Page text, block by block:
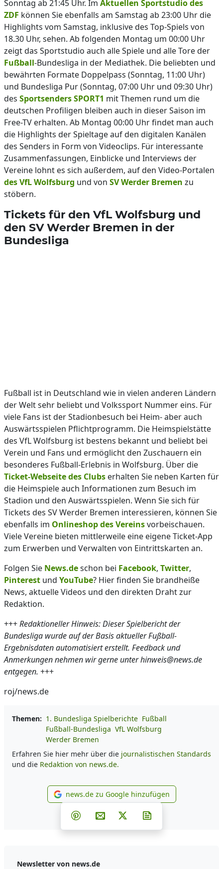
Sonntag ab 21:45 Uhr. Im Aktuellen Sportstudio des
ZDF können Sie ebenfalls am Samstag ab 23:00 Uhr die
Highlights vom Samstag, inklusive des Top-Spiels von
18.30 Uhr, sehen. Ab folgenden Montag um 00:00 Uhr
zeigt das Sportstudio auch alle Spiele und alle Tore der
Fußball-Bundesliga in der Mediathek. Die beliebten und
bewährten Formate Doppelpass (Sonntag, 11:00 Uhr)
und Bundesliga Pur (Sonntag, 07:00 Uhr und 09:30 Uhr)
des Sportsenders SPORT1 mit Themen rund um die
deutschen Profiligen bleiben auch in dieser Saison im
Free-TV erhalten. Ab Montag 00:00 Uhr findet man auch
die Highlights der Spieltage auf den digitalen Kanälen
des Senders in Form von Videoclips. Für interessante
Zusammenfassungen, Einblicke und Interviews der
Vereine lohnt es sich außerdem, auf den Video-Portalen
des VfL Wolfsburg und von SV Werder Bremen zu
stöbern.
Tickets für den VfL Wolfsburg und
den SV Werder Bremen in der
Bundesliga
Fußball ist in Deutschland wie in vielen anderen Ländern
der Welt sehr beliebt und Volkssport Nummer eins. Für
viele Fans ist der Stadionbesuch bei Heim- aber auch
Auswärtsspielen Pflichtprogramm. Die Heimspielstätte
des VfL Wolfsburg ist bestens bekannt und beliebt bei
Verein und Fans und ermöglicht den Zuschauern ein
besonderes Fußball-Erlebnis in Wolfsburg. Über die
Ticket-Webseite des Clubs erhalten Sie neben Karten für
die Heimspiele auch Informationen zum Besuch im
Stadion und den Auswärtsspielen. Wenn Sie sich für
Tickets des SV Werder Bremen interessieren, können Sie
ebenfalls im Onlineshop des Vereinsvorbeischauen.
Viele Vereine bieten mittlerweile eine eigene Ticket-App
zum Erwerben und Verwalten von Eintrittskarten an.
Folgen Sie News.deschon bei Facebook, Twitter,
Pinterest und YouTube? Hier finden Sie brandheiße
News, aktuelle Videos und den direkten Draht zur
Redaktion.
+++Redaktioneller Hinweis: Dieser Spielbericht der
Bundesliga wurde auf der Basis aktueller Fußball-
Ergebnisdaten automatisiert erstellt. Feedback und
Anmerkungen nehmen wir gerne unter hinweis@news.de
entgegen. +++
roj/news.de
Themen: 1. Bundesliga Spielberichte Fußball
Fußball-Bundesliga VfL Wolfsburg
Werder Bremen
Erfahren Sie hier mehr über die journalistischen Standards
und die Redaktion von news.de.
news.de zu Google
news.de zu Google hinzufügen
Teilen auf Facebook
Teilen auf Whatsapp
Teilen auf Telegram
Teilen auf Pinterest
Per E-Mail teilen
Post auf X
Newsletter von news.de